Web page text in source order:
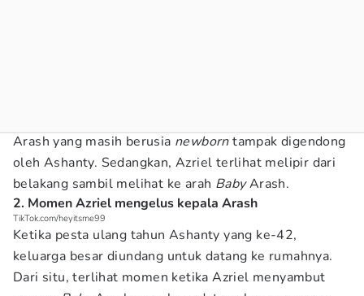
Arash yang masih berusia newborntampak digendong
oleh Ashanty. Sedangkan, Azriel terlihat melipir dari
belakang sambil melihat ke arah BabyArash.
2. Momen Azriel mengelus kepala Arash
TikTok.com/heyitsme99
Ketika pesta ulang tahun Ashanty yang ke-42,
keluarga besar diundang untuk datang ke rumahnya.
Dari situ, terlihat momen ketika Azriel menyambut